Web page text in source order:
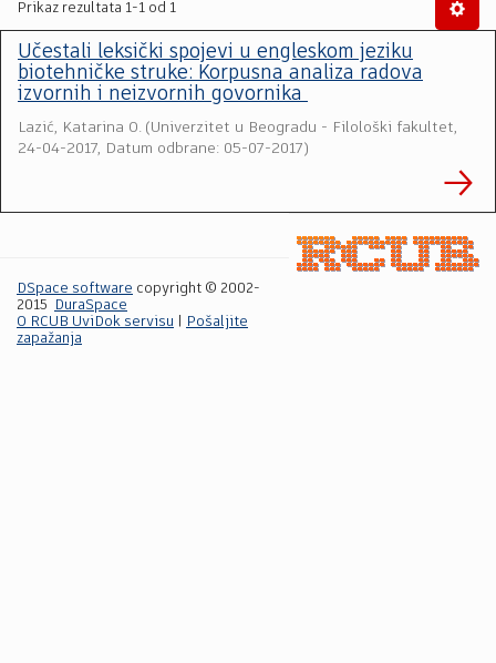
Prikaz rezultata 1-1 od 1
Učestali leksički spojevi u engleskom jeziku
biotehničke struke: Korpusna analiza radova
izvornih i neizvornih govornika
Lazić, Katarina O. (Univerzitet u Beogradu - Filološki fakultet,
24-04-2017, Datum odbrane: 05-07-2017)
DSpace software copyright © 2002-
2015
DuraSpace
O RCUB UviDok servisu
Pošaljite
zapažanja